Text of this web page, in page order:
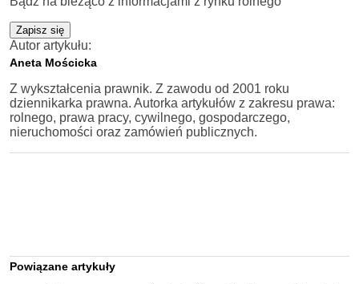
Zapisz się
Autor artykułu:
Aneta Mościcka
Z wykształcenia prawnik. Z zawodu od 2001 roku
dziennikarka prawna. Autorka artykułów z zakresu prawa:
rolnego, prawa pracy, cywilnego, gospodarczego,
nieruchomości oraz zamówień publicznych.
Powiązane artykuły